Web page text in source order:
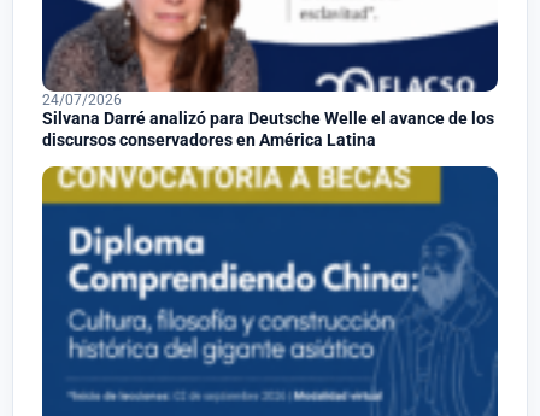
24/07/2026
Silvana Darré analizó para Deutsche Welle el avance de los
discursos conservadores en América Latina